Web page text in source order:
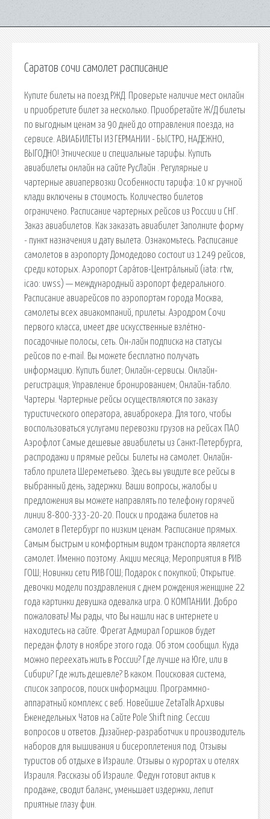
Саратов сочи самолет расписание
Купите билеты на поезд РЖД. Проверьте наличие мест онлайн
и приобретите билет за несколько. Приобретайте Ж/Д билеты
по выгодным ценам за 90 дней до отправления поезда, на
сервисе. АВИАБИЛЕТЫ ИЗ ГЕРМАНИИ - БЫСТРО, НАДЕЖНО,
ВЫГОДНО! Этнические и специальные тарифы. Купить
авиабилеты онлайн на сайте РусЛайн . Регулярные и
чартерные авиапервозки Особенности тарифа: 10 кг ручной
клади включены в стоимость. Количество билетов
ограничено. Расписание чартерных рейсов из России и СНГ.
Заказ авиабилетов. Как заказать авиабилет Заполните форму
- пункт назначения и дату вылета. Ознакомьтесь. Расписание
самолетов в аэропорту Домодедово состоит из 1249 рейсов,
среди которых. Аэропорт Сара́тов-Центра́льный (iata: rtw,
icao: uwss) — международный аэропорт федерального.
Расписание авиарейсов по аэропортам города Москва,
самолеты всех авиакомпаний, прилеты. Аэродром Сочи
первого класса, имеет две искусственные взлётно-
посадочные полосы, сеть. Он-лайн подписка на статусы
рейсов по e-mail. Вы можете бесплатно получать
информацию. Купить билет; Онлайн-сервисы. Онлайн-
регистрация; Управление бронированием; Онлайн-табло.
Чартеры. Чартерные рейсы осуществляются по заказу
туристического оператора, авиаброкера. Для того, чтобы
воспользоваться услугами перевозки грузов на рейсах ПАО
Аэрофлот Самые дешевые авиабилеты из Санкт-Петербурга,
распродажи и прямые рейсы. Билеты на самолет. Онлайн-
табло прилета Шереметьево. Здесь вы увидите все рейсы в
выбранный день, задержки. Ваши вопросы, жалобы и
предложения вы можете направлять по телефону горячей
линии 8-800-333-20-20. Поиск и продажа билетов на
самолет в Петербург по низким ценам. Расписание прямых.
Самым быстрым и комфортным видом транспорта является
самолет. Именно поэтому. Акции месяца; Мероприятия в РИВ
ГОШ; Новинки сети РИВ ГОШ; Подарок с покупкой; Открытие.
девочки модели поздравления с днем рождения женщине 22
года картинки девушка одевалка игра. О КОМПАНИИ. Добро
пожаловать! Мы рады, что Вы нашли нас в интернете и
находитесь на сайте. Фрегат Адмирал Горшков будет
передан флоту в ноябре этого года. Об этом сообщил. Куда
можно переехать жить в России? Где лучше на Юге, или в
Сибири? Где жить дешевле? В каком. Поисковая сиcтема,
список запросов, поиск информации. Программно-
аппаратный комплекс с веб. Новейшие ZetaTalk Архивы
Еженедельных Чатов на Сайте Pole Shift ning. Сессии
вопросов и ответов. Дизайнер-разработчик и производитель
наборов для вышивания и бисероплетения под. Отзывы
туристов об отдыхе в Израиле. Отзывы о курортах и отелях
Израиля. Рассказы об Израиле. Федун готовит актив к
продаже, сводит баланс, уменьшает издержки, лепит
приятные глазу фин.